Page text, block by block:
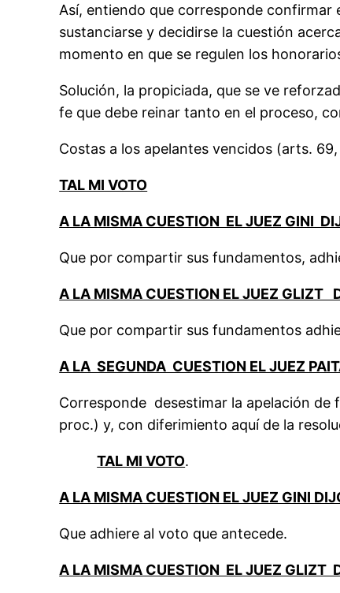
Así, entiendo que corresponde confirmar
sustanciarse y decidirse la cuestión
momento en que se regulen los
Solución, la propiciada, que se ve
fe que debe reinar tanto en el proceso,
Costas a los apelantes vencidos (arts.
TAL MI VOTO
A LA MISMA CUESTION EL JUEZ GINI
Que por compartir sus fundamentos,
A LA MISMA CUESTION EL JUEZ GLIZT
Que por compartir sus fundamentos
A LA SEGUNDA CUESTION EL JUEZ
Corresponde desestimar la apelación
proc.) y, con diferimiento aquí de la
TAL MI VOTO.
A LA MISMA CUESTION EL JUEZ GINI
Que adhiere al voto que antecede.
A LA MISMA CUESTION EL JUEZ GLIZT